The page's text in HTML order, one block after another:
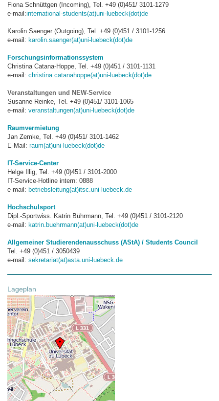
Fiona Schnüttgen (Incoming), Tel. +49 (0)451/ 3101-1279
e-mail:international-students(at)uni-luebeck(dot)de
Karolin Saenger (Outgoing), Tel. +49 (0)451 / 3101-1256
e-mail: karolin.saenger(at)uni-luebeck(dot)de
Forschungsinformationssystem
Christina Catana-Hoppe, Tel. +49 (0)451 / 3101-1131
e-mail: christina.catanahoppe(at)uni-luebeck(dot)de
Veranstaltungen und NEW-Service
Susanne Reinke, Tel. +49 (0)451/ 3101-1065
e-mail: veranstaltungen(at)uni-luebeck(dot)de
Raumvermietung
Jan Zemke, Tel. +49 (0)451/ 3101-1462
E-Mail: raum(at)uni-luebeck(dot)de
IT-Service-Center
Helge Illig, Tel. +49 (0)451 / 3101-2000
IT-Service-Hotline intern: 0888
e-mail: betriebsleitung(at)itsc.uni-luebeck.de
Hochschulsport
Dipl.-Sportwiss. Katrin Bührmann, Tel. +49 (0)451 / 3101-2120
e-mail: katrin.buehrmann(at)uni-luebeck(dot)de
Allgemeiner Studierendenausschuss (AStA) / Students Council
Tel. +49 (0)451 / 3050439
e-mail: sekretariat(at)asta.uni-luebeck.de
Lageplan